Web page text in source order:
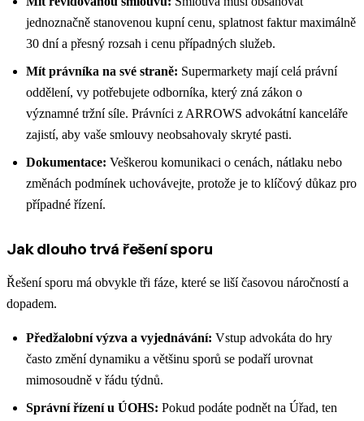
jednoznačně stanovenou kupní cenu, splatnost faktur maximálně
30 dní a přesný rozsah i cenu případných služeb.
Mít právníka na své straně: Supermarkety mají celá právní
oddělení, vy potřebujete odborníka, který zná zákon o
významné tržní síle. Právníci z ARROWS advokátní kanceláře
zajistí, aby vaše smlouvy neobsahovaly skryté pasti.
Dokumentace: Veškerou komunikaci o cenách, nátlaku nebo
změnách podmínek uchovávejte, protože je to klíčový důkaz pro
případné řízení.
Jak dlouho trvá řešení sporu
Řešení sporu má obvykle tři fáze, které se liší časovou náročností a
dopadem.
Předžalobní výzva a vyjednávání: Vstup advokáta do hry
často změní dynamiku a většinu sporů se podaří urovnat
mimosoudně v řádu týdnů.
Správní řízení u ÚOHS: Pokud podáte podnět na Úřad, ten